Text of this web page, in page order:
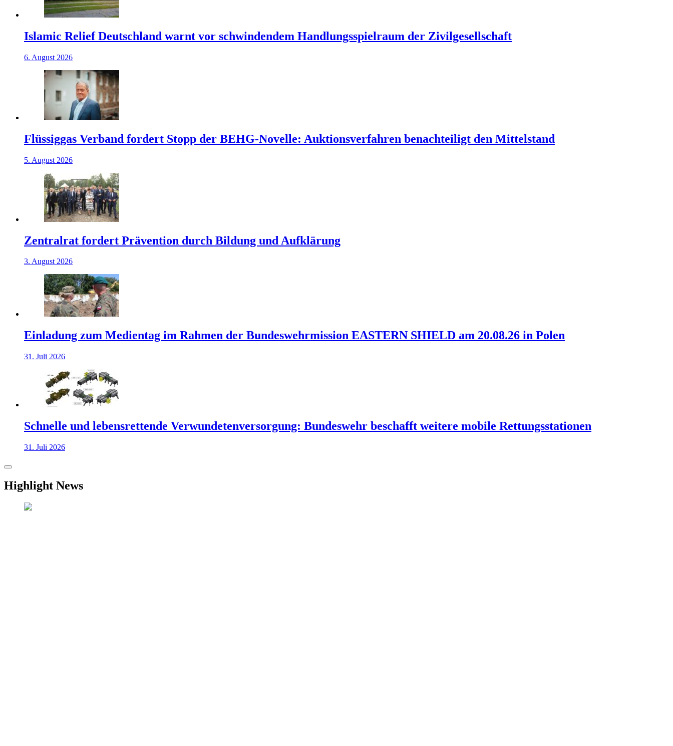
Islamic Relief Deutschland warnt vor schwindendem Handlungsspielraum der Zivilgesellschaft
6. August 2026
Flüssiggas Verband fordert Stopp der BEHG-Novelle: Auktionsverfahren benachteiligt den Mittelstand
5. August 2026
Zentralrat fordert Prävention durch Bildung und Aufklärung
3. August 2026
Einladung zum Medientag im Rahmen der Bundeswehrmission EASTERN SHIELD am 20.08.26 in Polen
31. Juli 2026
Schnelle und lebensrettende Verwundetenversorgung: Bundeswehr beschafft weitere mobile Rettungsstationen
31. Juli 2026
Highlight News